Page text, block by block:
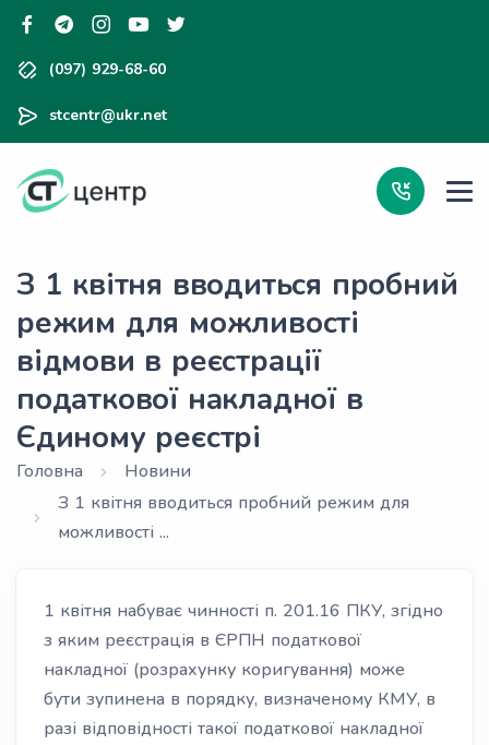
(097) 929-68-60
stcentr@ukr.net
З 1 квітня вводиться пробний
режим для можливості
відмови в реєстрації
податкової накладної в
Єдиному реєстрі
Головна
Новини
З 1 квітня вводиться пробний режим для
можливості ...
1 квітня набуває чинності п. 201.16 ПКУ, згідно
з яким реєстрація в ЄРПН податкової
накладної (розрахунку коригування) може
бути зупинена в порядку, визначеному КМУ, в
разі відповідності такої податкової накладної